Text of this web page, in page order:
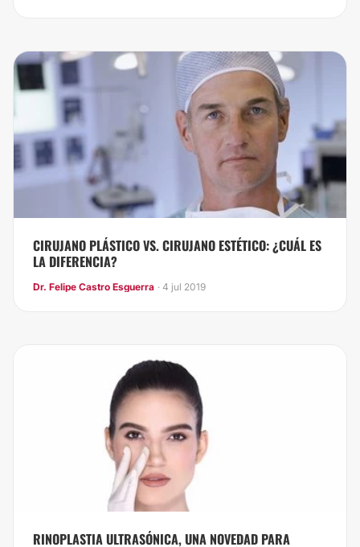
CIRUJANO PLÁSTICO VS. CIRUJANO ESTÉTICO: ¿CUÁL ES
LA DIFERENCIA?
Dr. Felipe Castro Esguerra · 4 jul 2019
RINOPLASTIA ULTRASÓNICA, UNA NOVEDAD PARA